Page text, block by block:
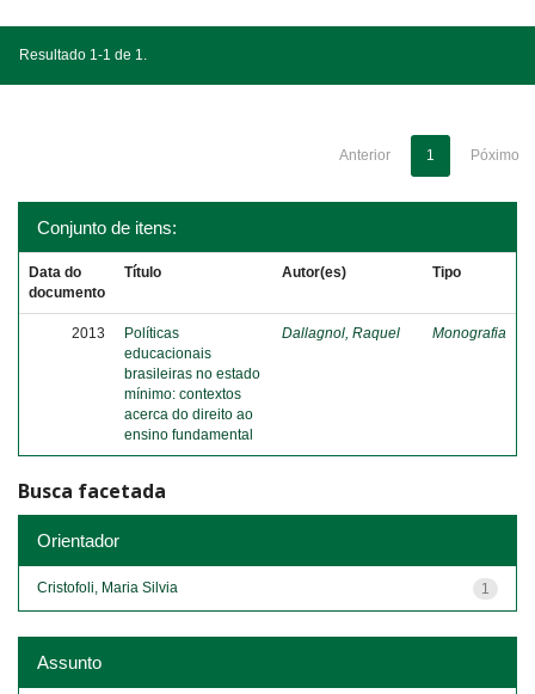
Resultado 1-1 de 1.
Anterior 1 Póximo
Conjunto de itens:
Data do
documento
Título Autor(es) Tipo
2013
Políticas
educacionais
brasileiras no estado
mínimo: contextos
acerca do direito ao
ensino fundamental
Dallagnol, Raquel Monografia
Busca facetada
Orientador
1
Cristofoli, Maria Silvia
Assunto